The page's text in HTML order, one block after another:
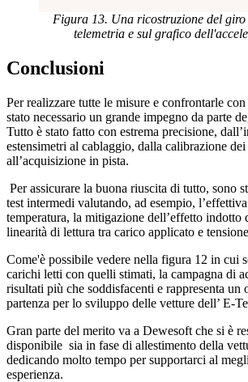
Figura 13. Una ricostruzione del giro
telemetria e sul grafico
Conclusioni
Per realizzare tutte le misure e confrontarle
stato necessario un grande impegno da parte
Tutto è stato fatto con estrema precisione,
estensimetri al cablaggio, dalla calibrazione dei
all’acquisizione in pista.
Per assicurare la buona riuscita di tutto, sono
test intermedi valutando, ad esempio,
temperatura, la mitigazione dell’effetto indotto
linearità di lettura tra carico applicato e
Come'è possibile vedere nella figura 12 in cui
carichi letti con quelli stimati, la campagna di
risultati più che soddisfacenti e rappresenta un
partenza per lo sviluppo delle vetture dell’ E-
Gran parte del merito va a Dewesoft che si è
disponibile sia in fase di allestimento della
dedicando molto tempo per supportarci al
esperienza.